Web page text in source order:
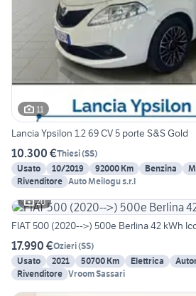
11
Lancia Ypsilon 1.2 69 CV 5 porte S&S Gold
10.300 €Thiesi(SS)
Usato
10/2019 92000 Km Benzina
Rivenditore Auto Meilogu s.r.l
20
FIAT 500 (2020-->) 500e Berlina 42 kWh
17.990 €Ozieri(SS)
Usato
2021 50700 Km Elettrica
Rivenditore Vroom Sassari